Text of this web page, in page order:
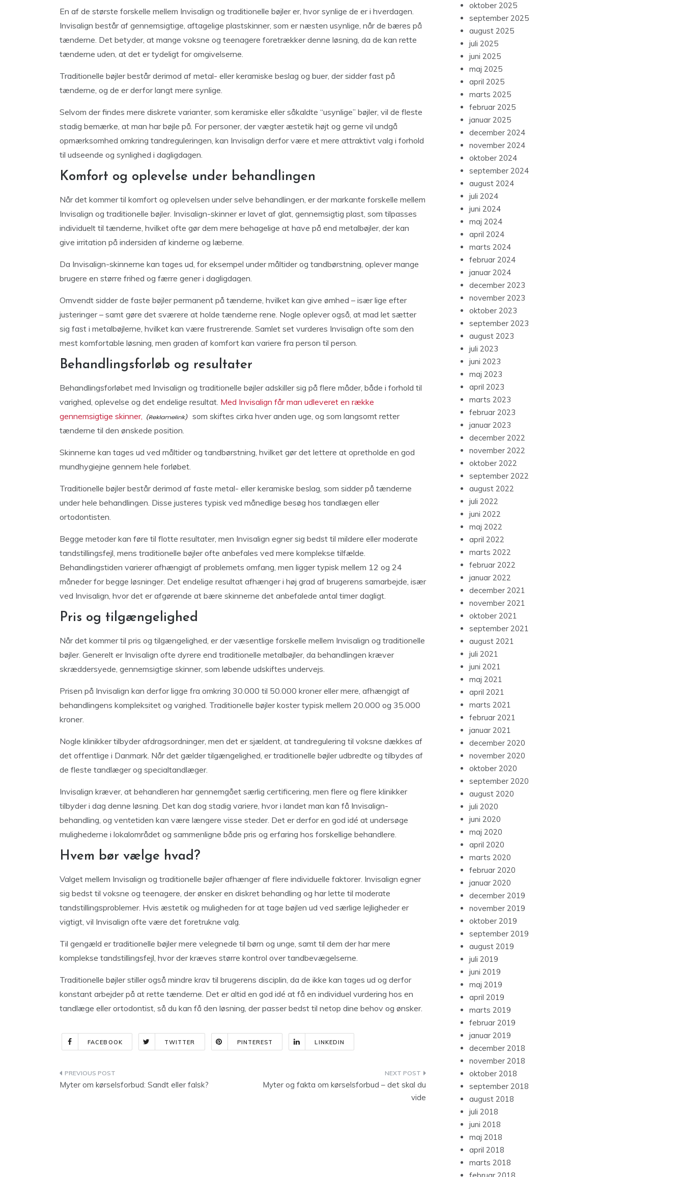
En af de største forskelle mellem Invisalign og traditionelle bøjler er, hvor synlige de er i hverdagen.
Invisalign består af gennemsigtige, aftagelige plastskinner, som er næsten usynlige, når de bæres på
tænderne. Det betyder, at mange voksne og teenagere foretrækker denne løsning, da de kan rette
tænderne uden, at det er tydeligt for omgivelserne.
Traditionelle bøjler består derimod af metal- eller keramiske beslag og buer, der sidder fast på
tænderne, og de er derfor langt mere synlige.
Selvom der findes mere diskrete varianter, som keramiske eller såkaldte “usynlige” bøjler, vil de fleste
stadig bemærke, at man har bøjle på. For personer, der vægter æstetik højt og gerne vil undgå
opmærksomhed omkring tandreguleringen, kan Invisalign derfor være et mere attraktivt valg i forhold
til udseende og synlighed i dagligdagen.
Komfort og oplevelse under behandlingen
Når det kommer til komfort og oplevelsen under selve behandlingen, er der markante forskelle mellem
Invisalign og traditionelle bøjler. Invisalign-skinner er lavet af glat, gennemsigtig plast, som tilpasses
individuelt til tænderne, hvilket ofte gør dem mere behagelige at have på end metalbøjler, der kan
give irritation på indersiden af kinderne og læberne.
Da Invisalign-skinnerne kan tages ud, for eksempel under måltider og tandbørstning, oplever mange
brugere en større frihed og færre gener i dagligdagen.
Omvendt sidder de faste bøjler permanent på tænderne, hvilket kan give ømhed – især lige efter
justeringer – samt gøre det sværere at holde tænderne rene. Nogle oplever også, at mad let sætter
sig fast i metalbøjlerne, hvilket kan være frustrerende. Samlet set vurderes Invisalign ofte som den
mest komfortable løsning, men graden af komfort kan variere fra person til person.
Behandlingsforløb og resultater
Behandlingsforløbet med Invisalign og traditionelle bøjler adskiller sig på flere måder, både i forhold til
varighed, oplevelse og det endelige resultat. Med Invisalign får man udleveret en række
gennemsigtige skinner,
som skiftes cirka hver anden uge, og som langsomt retter
tænderne til den ønskede position.
Skinnerne kan tages ud ved måltider og tandbørstning, hvilket gør det lettere at opretholde en god
mundhygiejne gennem hele forløbet.
Traditionelle bøjler består derimod af faste metal- eller keramiske beslag, som sidder på tænderne
under hele behandlingen. Disse justeres typisk ved månedlige besøg hos tandlægen eller
ortodontisten.
Begge metoder kan føre til flotte resultater, men Invisalign egner sig bedst til mildere eller moderate
tandstillingsfejl, mens traditionelle bøjler ofte anbefales ved mere komplekse tilfælde.
Behandlingstiden varierer afhængigt af problemets omfang, men ligger typisk mellem 12 og 24
måneder for begge løsninger. Det endelige resultat afhænger i høj grad af brugerens samarbejde, især
ved Invisalign, hvor det er afgørende at bære skinnerne det anbefalede antal timer dagligt.
Pris og tilgængelighed
Når det kommer til pris og tilgængelighed, er der væsentlige forskelle mellem Invisalign og traditionelle
bøjler. Generelt er Invisalign ofte dyrere end traditionelle metalbøjler, da behandlingen kræver
skræddersyede, gennemsigtige skinner, som løbende udskiftes undervejs.
Prisen på Invisalign kan derfor ligge fra omkring 30.000 til 50.000 kroner eller mere, afhængigt af
behandlingens kompleksitet og varighed. Traditionelle bøjler koster typisk mellem 20.000 og 35.000
kroner.
Nogle klinikker tilbyder afdragsordninger, men det er sjældent, at tandregulering til voksne dækkes af
det offentlige i Danmark. Når det gælder tilgængelighed, er traditionelle bøjler udbredte og tilbydes af
de fleste tandlæger og specialtandlæger.
Invisalign kræver, at behandleren har gennemgået særlig certificering, men flere og flere klinikker
tilbyder i dag denne løsning. Det kan dog stadig variere, hvor i landet man kan få Invisalign-
behandling, og ventetiden kan være længere visse steder. Det er derfor en god idé at undersøge
mulighederne i lokalområdet og sammenligne både pris og erfaring hos forskellige behandlere.
Hvem bør vælge hvad?
Valget mellem Invisalign og traditionelle bøjler afhænger af flere individuelle faktorer. Invisalign egner
sig bedst til voksne og teenagere, der ønsker en diskret behandling og har lette til moderate
tandstillingsproblemer. Hvis æstetik og muligheden for at tage bøjlen ud ved særlige lejligheder er
vigtigt, vil Invisalign ofte være det foretrukne valg.
Til gengæld er traditionelle bøjler mere velegnede til børn og unge, samt til dem der har mere
komplekse tandstillingsfejl, hvor der kræves større kontrol over tandbevægelserne.
Traditionelle bøjler stiller også mindre krav til brugerens disciplin, da de ikke kan tages ud og derfor
konstant arbejder på at rette tænderne. Det er altid en god idé at få en individuel vurdering hos en
tandlæge eller ortodontist, så du kan få den løsning, der passer bedst til netop dine behov og ønsker.
FACEBOOK TWITTER PINTEREST LINKEDIN
Indlægsnavigation
Myter om kørselsforbud: Sandt eller falsk?
Myter og fakta om kørselsforbud – det skal du
vide
oktober 2025
september 2025
august 2025
juli 2025
juni 2025
maj 2025
april 2025
marts 2025
februar 2025
januar 2025
december 2024
november 2024
oktober 2024
september 2024
august 2024
juli 2024
juni 2024
maj 2024
april 2024
marts 2024
februar 2024
januar 2024
december 2023
november 2023
oktober 2023
september 2023
august 2023
juli 2023
juni 2023
maj 2023
april 2023
marts 2023
februar 2023
januar 2023
december 2022
november 2022
oktober 2022
september 2022
august 2022
juli 2022
juni 2022
maj 2022
april 2022
marts 2022
februar 2022
januar 2022
december 2021
november 2021
oktober 2021
september 2021
august 2021
juli 2021
juni 2021
maj 2021
april 2021
marts 2021
februar 2021
januar 2021
december 2020
november 2020
oktober 2020
september 2020
august 2020
juli 2020
juni 2020
maj 2020
april 2020
marts 2020
februar 2020
januar 2020
december 2019
november 2019
oktober 2019
september 2019
august 2019
juli 2019
juni 2019
maj 2019
april 2019
marts 2019
februar 2019
januar 2019
december 2018
november 2018
oktober 2018
september 2018
august 2018
juli 2018
juni 2018
maj 2018
april 2018
marts 2018